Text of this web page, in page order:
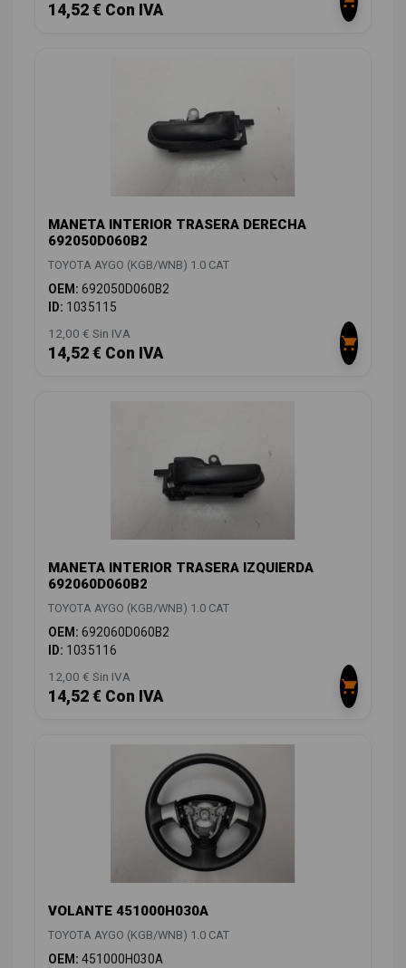
14,52 € Con IVA
MANETA INTERIOR TRASERA DERECHA
692050D060B2
TOYOTA AYGO (KGB/WNB) 1.0 CAT
OEM: 692050D060B2
ID: 1035115
12,00 € Sin IVA
14,52 € Con IVA
MANETA INTERIOR TRASERA IZQUIERDA
692060D060B2
TOYOTA AYGO (KGB/WNB) 1.0 CAT
OEM: 692060D060B2
ID: 1035116
12,00 € Sin IVA
14,52 € Con IVA
VOLANTE 451000H030A
TOYOTA AYGO (KGB/WNB) 1.0 CAT
OEM: 451000H030A